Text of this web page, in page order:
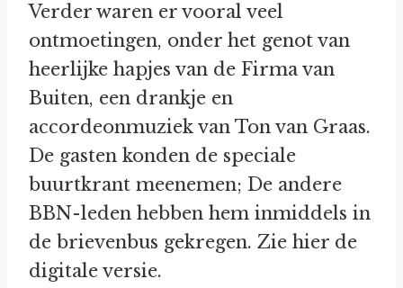
Verder waren er vooral veel
ontmoetingen, onder het genot van
heerlijke hapjes van de Firma van
Buiten, een drankje en
accordeonmuziek van Ton van Graas.
De gasten konden de speciale
buurtkrant meenemen; De andere
BBN-leden hebben hem inmiddels in
de brievenbus gekregen. Zie hier de
digitale versie.